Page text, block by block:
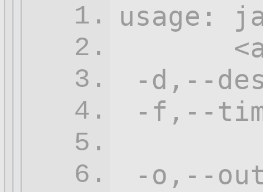
1.
2.
3.
4.
5.
6.
usage:
<arg>
-d ,--
-f ,--
-o,--